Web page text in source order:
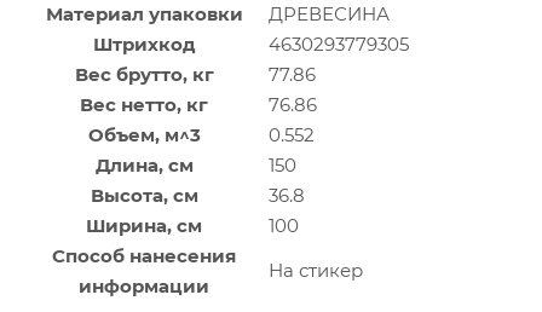
Материал упаковки
ДРЕВЕСИНА
Штрихкод
4630293779305
Вес брутто, кг
77.86
Вес нетто, кг
76.86
Объем, м^3
0.552
Длина, см
150
Высота, см
36.8
Ширина, см
100
Способ нанесения
информации
На стикер